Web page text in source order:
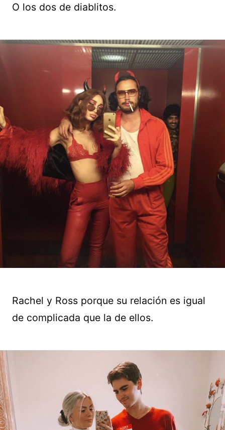
O los dos de diablitos.
Rachel y Ross porque su relación es igual
de complicada que la de ellos.